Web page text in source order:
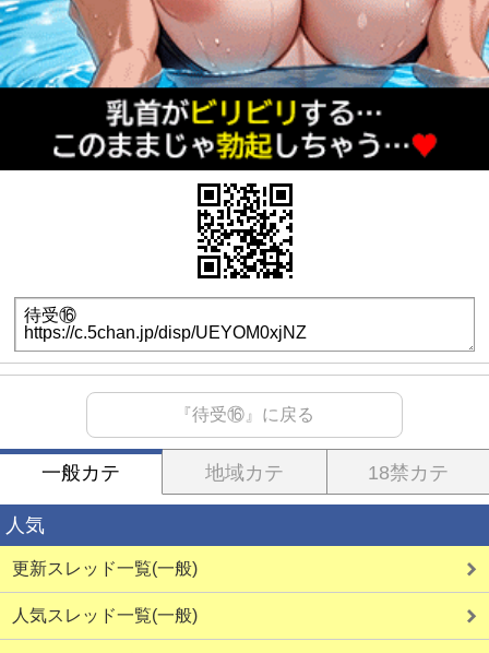
『待受⑯』に戻る
一般カテ 地域カテ 18禁カテ
人気
更新スレッド一覧(一般)
人気スレッド一覧(一般)